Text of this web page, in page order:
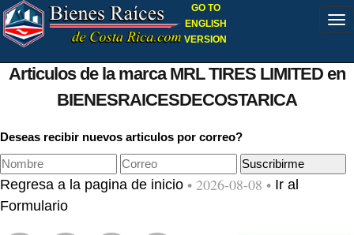
GO TO
ENGLISH
VERSION
Articulos de la marca MRL TIRES LIMITED en
BIENESRAICESDECOSTARICA
Deseas recibir nuevos articulos por correo?
Regresa a la pagina de inicio • 2026-08-08 • Ir al
Formulario